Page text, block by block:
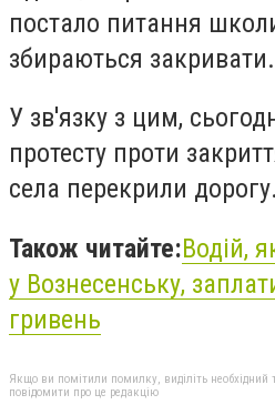
постало питання
збираються закривати.
У зв'язку з цим,
протесту проти
села перекрили дорогу.
Також читайте:Водій,
у Вознесенську,
гривень
Якщо ви помітили помилку, виділіть необхідний
повідомити про це редакцію